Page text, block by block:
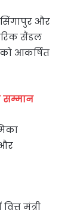
और
सैंडल
आकर्षित
सम्मान
मंत्री